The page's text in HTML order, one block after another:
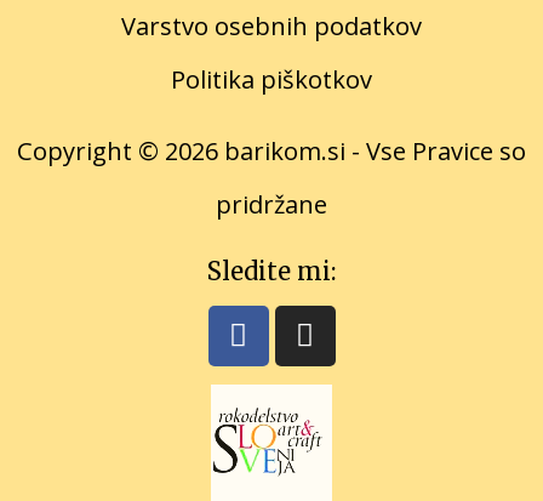
Varstvo osebnih podatkov
Politika piškotkov
Copyright © 2026 barikom.si - Vse Pravice so
pridržane
Sledite mi: